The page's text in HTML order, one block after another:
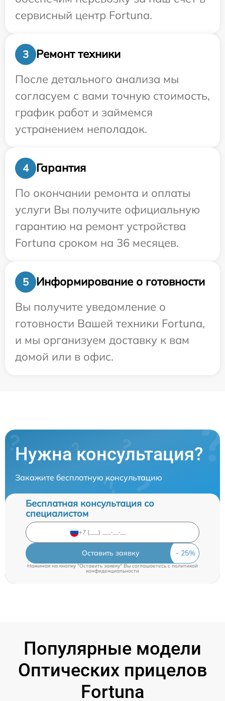
сервисный центр Fortuna.
3
Ремонт техники
После детального анализа мы
согласуем с вами точную стоимость,
график работ и займемся
устранением неполадок.
4
Гарантия
По окончании ремонта и оплаты
услуги Вы получите официальную
гарантию на ремонт устройства
Fortuna сроком на 36 месяцев.
5
Информирование о готовности
Вы получите уведомление о
готовности Вашей техники Fortuna,
и мы организуем доставку к вам
домой или в офис.
Нужна консультация?
Закажите бесплатную консультацию
Бесплатная консультация со
специалистом
Оставить заявку
Нажимая на кнопку "Оставить заявку" Вы соглашаетесь cполитикой
конфиденциальности
Популярные модели
Оптических прицелов
Fortuna